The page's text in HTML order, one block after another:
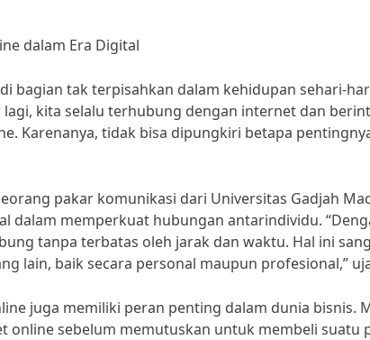
dalam Era Digital
bagian tak terpisahkan dalam kehidupan sehari-
kita selalu terhubung dengan internet dan
Karenanya, tidak bisa dipungkiri betapa
pakar komunikasi dari Universitas Gadjah
dalam memperkuat hubungan antarindividu.
tanpa terbatas oleh jarak dan waktu. Hal ini
lain, baik secara personal maupun profesional,”
juga memiliki peran penting dalam dunia bisnis.
online sebelum memutuskan untuk membeli suatu